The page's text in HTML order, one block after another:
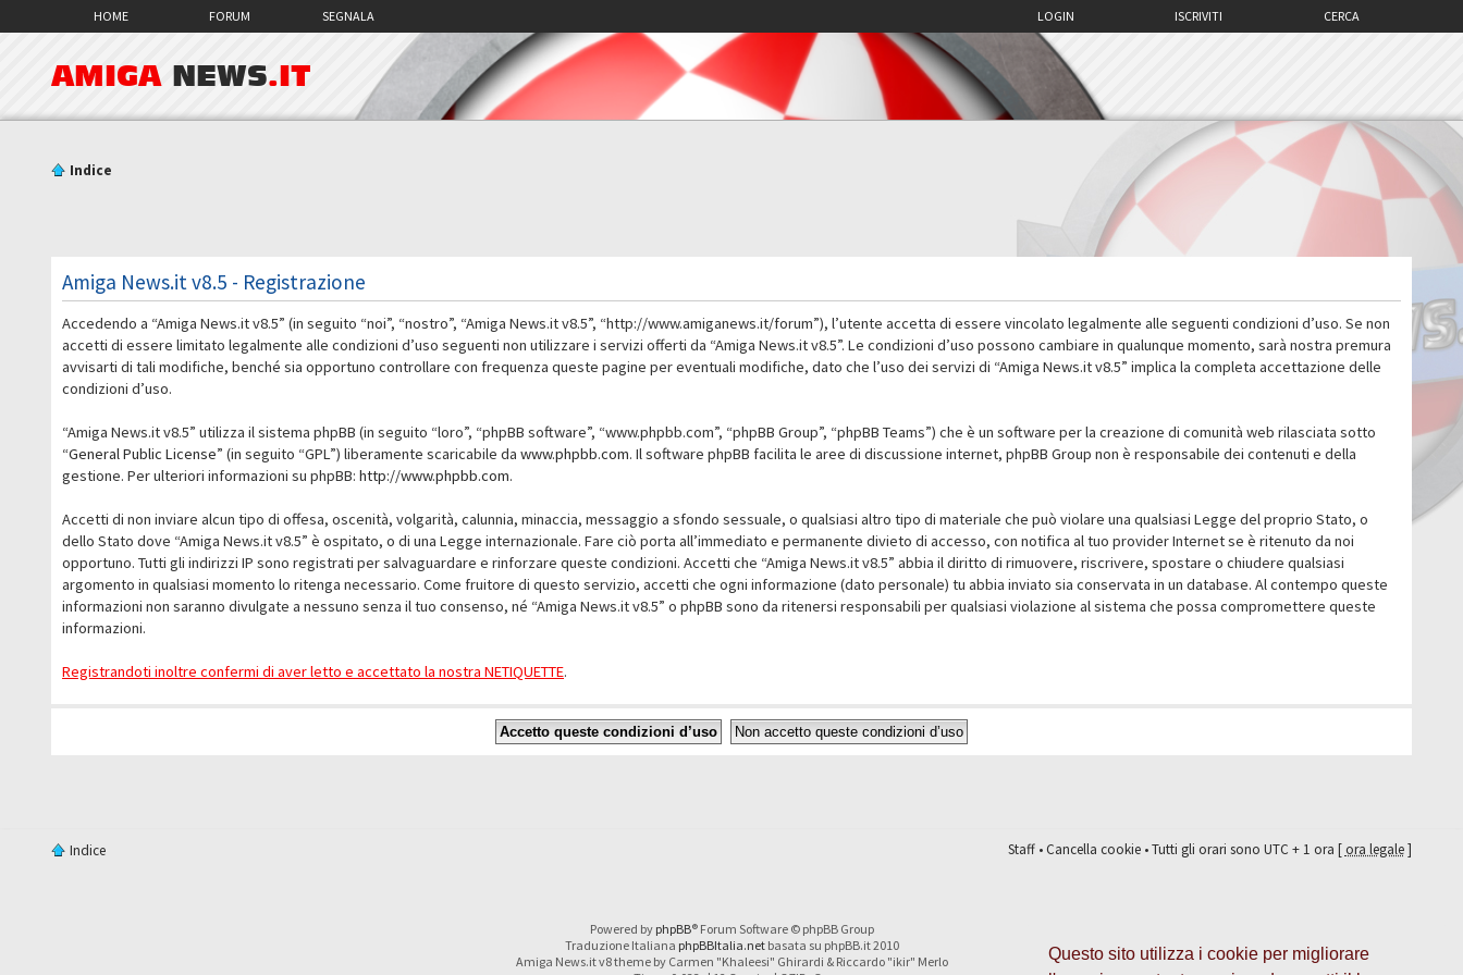
Questo sito utilizza i cookie per migliorare
HOME FORUM SEGNALA CERCA
ISCRIVITI
LOGIN
AMIGA NEWS.IT
Indice
Amiga News.it v8.5 - Registrazione
Accedendo a “Amiga News.it v8.5” (in seguito “noi”, “nostro”, “Amiga News.it v8.5”, “http://www.amiganews.it/forum”), l’utente accetta di essere vincolato legalmente alle seguenti condizioni d’uso. Se non
accetti di essere limitato legalmente alle condizioni d’uso seguenti non utilizzare i servizi offerti da “Amiga News.it v8.5”. Le condizioni d’uso possono cambiare in qualunque momento, sarà nostra premura
avvisarti di tali modifiche, benché sia opportuno controllare con frequenza queste pagine per eventuali modifiche, dato che l’uso dei servizi di “Amiga News.it v8.5” implica la completa accettazione delle
condizioni d’uso.
“Amiga News.it v8.5” utilizza il sistema phpBB (in seguito “loro”, “phpBB software”, “www.phpbb.com”, “phpBB Group”, “phpBB Teams”) che è un software per la creazione di comunità web rilasciata sotto
“General Public License” (in seguito “GPL”) liberamente scaricabile dawww.phpbb.com. Il software phpBB facilita le aree di discussione internet, phpBB Group non è responsabile dei contenuti e della
gestione. Per ulteriori informazioni su phpBB:http://www.phpbb.com.
Accetti di non inviare alcun tipo di offesa, oscenità, volgarità, calunnia, minaccia, messaggio a sfondo sessuale, o qualsiasi altro tipo di materiale che può violare una qualsiasi Legge del proprio Stato, o
dello Stato dove “Amiga News.it v8.5” è ospitato, o di una Legge internazionale. Fare ciò porta all’immediato e permanente divieto di accesso, con notifica al tuo provider Internet se è ritenuto da noi
opportuno. Tutti gli indirizzi IP sono registrati per salvaguardare e rinforzare queste condizioni. Accetti che “Amiga News.it v8.5” abbia il diritto di rimuovere, riscrivere, spostare o chiudere qualsiasi
argomento in qualsiasi momento lo ritenga necessario. Come fruitore di questo servizio, accetti che ogni informazione (dato personale) tu abbia inviato sia conservata in un database. Al contempo queste
informazioni non saranno divulgate a nessuno senza il tuo consenso, né “Amiga News.it v8.5” o phpBB sono da ritenersi responsabili per qualsiasi violazione al sistema che possa compromettere queste
informazioni.
Registrandoti inoltre confermi di aver letto e accettato la nostra NETIQUETTE.
Indice Staff•Cancella cookie• Tutti gli orari sono UTC + 1 ora [ora legale]
Powered by phpBB® Forum Software © phpBB Group
Traduzione Italiana phpBBItalia.netbasata su phpBB.it 2010
Amiga News.it v8 theme by Carmen "Khaleesi" Ghirardi & Riccardo "ikir" Merlo